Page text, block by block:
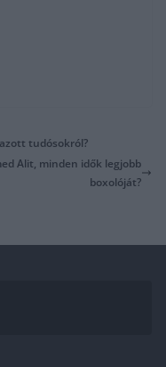
tudósokról?
Alit, minden idők legjobb
boxolóját?